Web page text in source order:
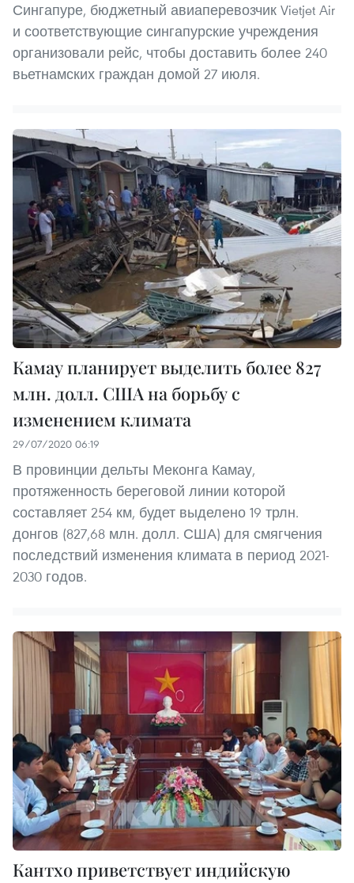
Сингапуре, бюджетный авиаперевозчик Vietjet Air
и соответствующие сингапурские учреждения
организовали рейс, чтобы доставить более 240
вьетнамских граждан домой 27 июля.
Камау планирует выделить более 827
млн. долл. США на борьбу с
изменением климата
29/07/2020 06:19
В провинции дельты Меконга Камау,
протяженность береговой линии которой
составляет 254 км, будет выделено 19 трлн.
донгов (827,68 млн. долл. США) для смягчения
последствий изменения климата в период 2021-
2030 годов.
Кантхо приветствует индийскую